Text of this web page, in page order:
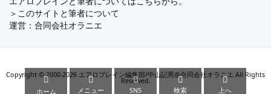
＞ このサイトと筆者について
運営： 合同会社オラニエ
Copyright ©2000-2026 エアロプレイン編集部/中山記男@合同会社オラニエ All Rights
Reserved.

ホーム

メニュー

SNS

検索

上へ